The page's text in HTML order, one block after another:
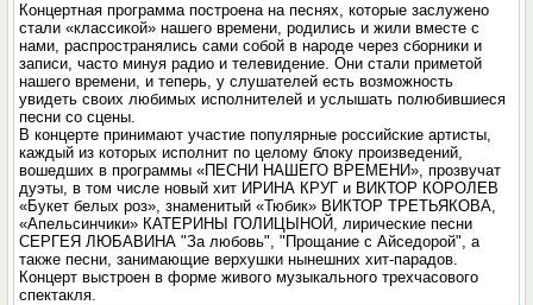
Концертная программа построена на песнях, которые заслужено
стали «классикой» нашего времени, родились и жили вместе с
нами, распространялись сами собой в народе через сборники и
записи, часто минуя радио и телевидение. Они стали приметой
нашего времени, и теперь, у слушателей есть возможность
увидеть своих любимых исполнителей и услышать полюбившиеся
песни со сцены.
В концерте принимают участие популярные российские артисты,
каждый из которых исполнит по целому блоку произведений,
вошедших в программы «ПЕСНИ НАШЕГО ВРЕМЕНИ», прозвучат
дуэты, в том числе новый хит ИРИНА КРУГ и ВИКТОР КОРОЛЕВ
«Букет белых роз», знаменитый «Тюбик» ВИКТОР ТРЕТЬЯКОВА,
«Апельсинчики» КАТЕРИНЫ ГОЛИЦЫНОЙ, лирические песни
СЕРГЕЯ ЛЮБАВИНА "За любовь", "Прощание с Айседорой", а
также песни, занимающие верхушки нынешних хит-парадов.
Концерт выстроен в форме живого музыкального трехчасового
спектакля.